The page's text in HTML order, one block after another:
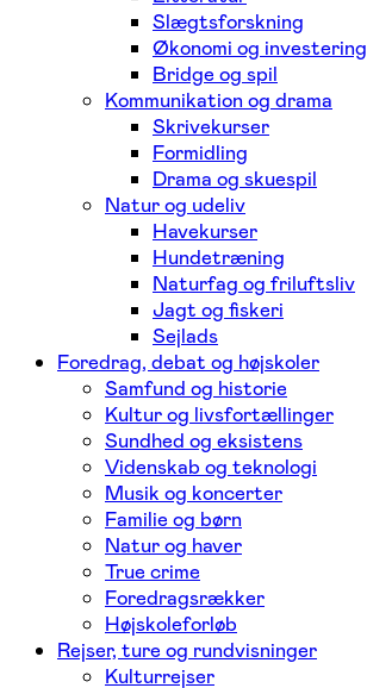
Slægtsforskning
Økonomi og investering
Bridge og spil
Kommunikation og drama
Skrivekurser
Formidling
Drama og skuespil
Natur og udeliv
Havekurser
Hundetræning
Naturfag og friluftsliv
Jagt og fiskeri
Sejlads
Foredrag, debat og højskoler
Samfund og historie
Kultur og livsfortællinger
Sundhed og eksistens
Videnskab og teknologi
Musik og koncerter
Familie og børn
Natur og haver
True crime
Foredragsrækker
Højskoleforløb
Rejser, ture og rundvisninger
Kulturrejser